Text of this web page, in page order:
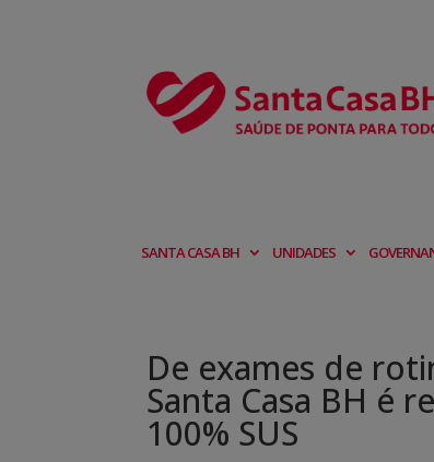
SANTA CASA BH UNIDADES
De exames de
Santa Casa BH é
100% SUS